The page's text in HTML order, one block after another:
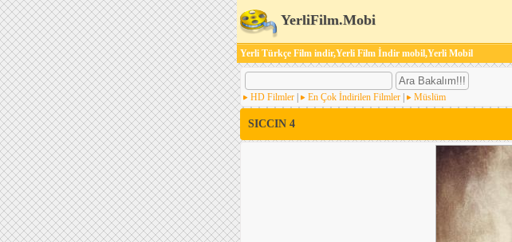
YerliFilm.Mobi
Yerli Türkçe Film indir,Yerli Film İndir mobil,Yerli Mobil
HD Filmler En Çok İndirilen Filmler Müslüm
SICCIN 4